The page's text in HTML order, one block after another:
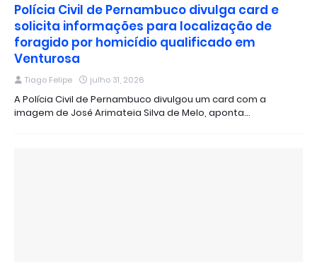
Polícia Civil de Pernambuco divulga card e
solicita informações para localização de
foragido por homicídio qualificado em
Venturosa
Tiago Felipe julho 31, 2026
A Polícia Civil de Pernambuco divulgou um card com a
imagem de José Arimateia Silva de Melo, aponta…